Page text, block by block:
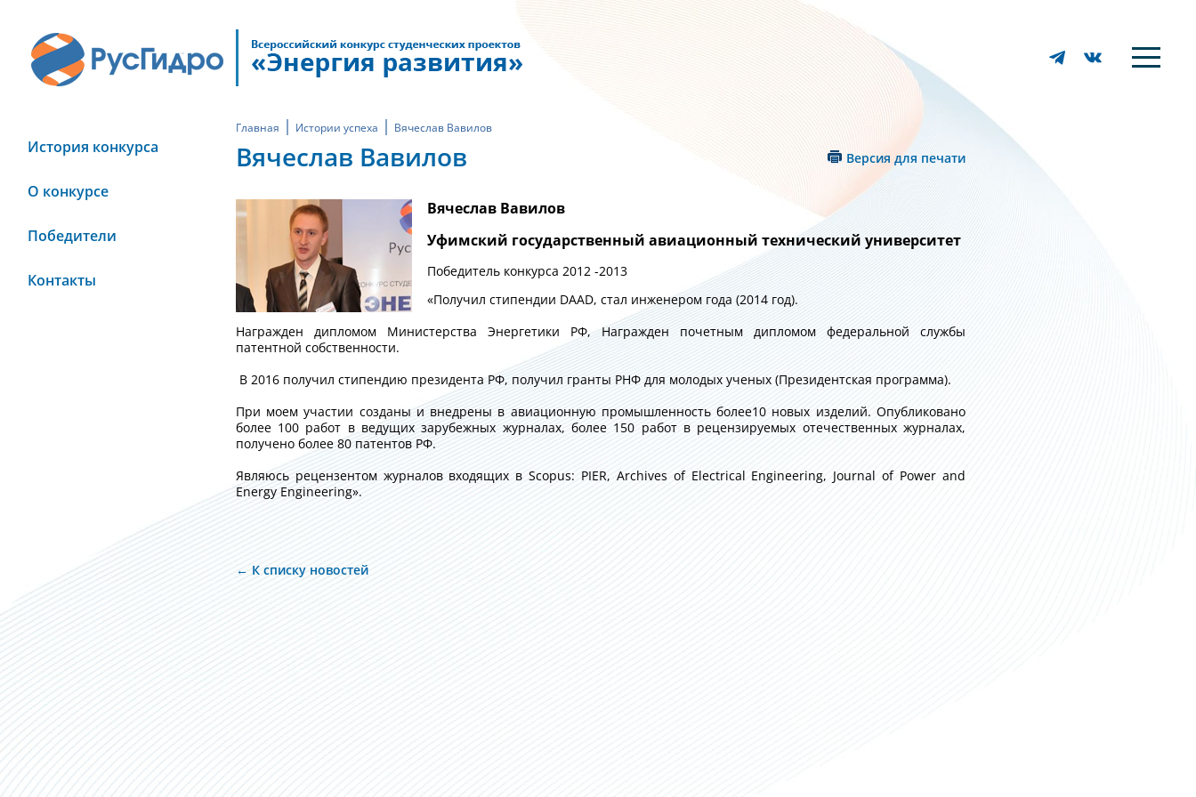
История конкурса
О конкурсе
Победители
Контакты
Главная Истории успеха Вячеслав Вавилов
Вячеслав Вавилов Версия для печати
Вячеслав Вавилов
Уфимский государственный авиационный технический университет
Победитель конкурса 2012 -2013
«Получил стипендии DAAD, стал инженером года (2014 год).
Награжден дипломом Министерства Энергетики РФ, Награжден почетным дипломом федеральной службы
патентной собственности.
В 2016 получил стипендию президента РФ, получил гранты РНФ для молодых ученых (Президентская программа).
При моем участии созданы и внедрены в авиационную промышленность более10 новых изделий. Опубликовано
более 100 работ в ведущих зарубежных журналах, более 150 работ в рецензируемых отечественных журналах,
получено более 80 патентов РФ.
Являюсь рецензентом журналов входящих в Scopus: PIER, Archives of Electrical Engineering, Journal of Power and
Energy Engineering».
← К списку новостей